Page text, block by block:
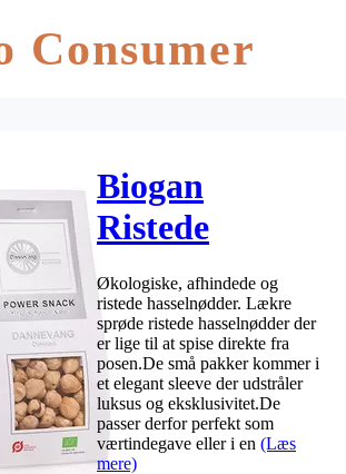
Consumer
Biogan
Ristede
Hasselnødder
Ø – 70 g
Økologiske, afhindede og
ristede hasselnødder. Lækre
sprøde ristede hasselnødder der
er lige til at spise direkte fra
posen.De små pakker kommer i
et elegant sleeve der udstråler
luksus og eksklusivitet.De
passer derfor perfekt som
værtindegave eller i en (Læs
mere)